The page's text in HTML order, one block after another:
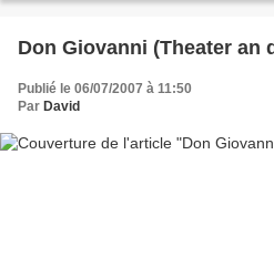
Don Giovanni (Theater an
Publié le 06/07/2007 à 11:50
Par David